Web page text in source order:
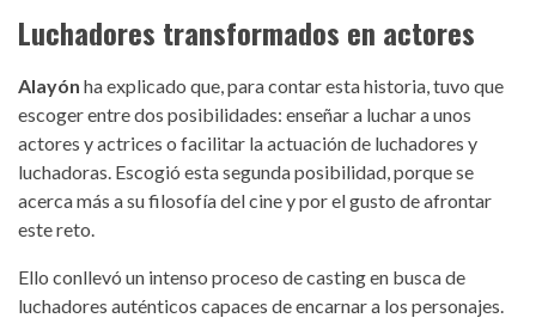
Luchadores transformados en actores
Alayón ha explicado que, para contar esta historia, tuvo que
escoger entre dos posibilidades: enseñar a luchar a unos
actores y actrices o facilitar la actuación de luchadores y
luchadoras. Escogió esta segunda posibilidad, porque se
acerca más a su filosofía del cine y por el gusto de afrontar
este reto.
Ello conllevó un intenso proceso de casting en busca de
luchadores auténticos capaces de encarnar a los personajes.